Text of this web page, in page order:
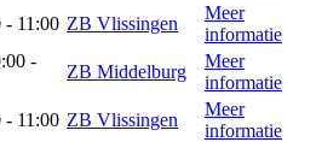
- 11:00 ZB Vlissingen
Meer
informatie
-
ZB Middelburg
Meer
informatie
- 11:00 ZB Vlissingen
Meer
informatie